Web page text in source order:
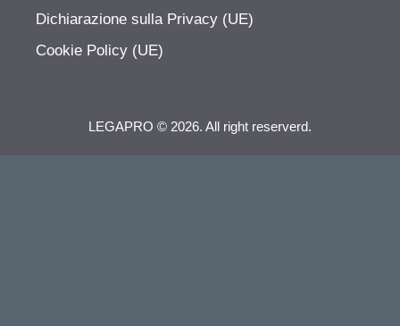
Dichiarazione sulla Privacy (UE)
Cookie Policy (UE)
LEGAPRO © 2026. All right reserverd.